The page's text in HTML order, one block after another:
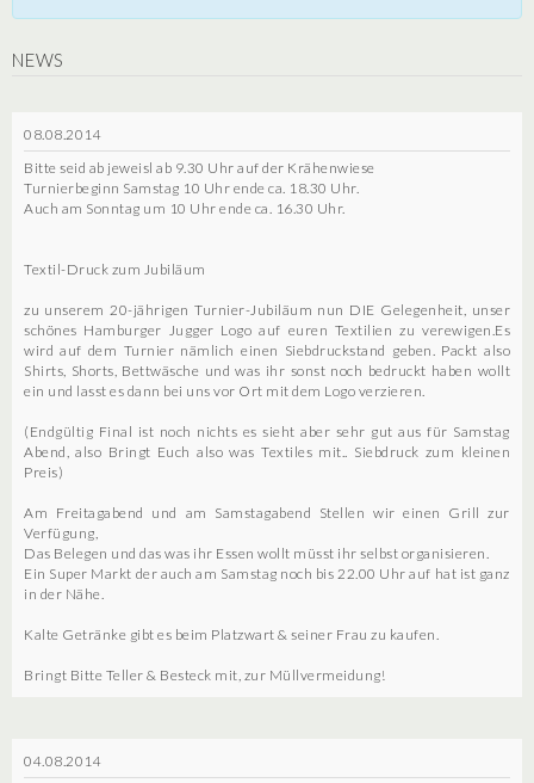
NEWS
08.08.2014
Bitte seid ab jeweisl ab 9.30 Uhr auf der Krähenwiese
Turnierbeginn Samstag 10 Uhr ende ca. 18.30 Uhr.
Auch am Sonntag um 10 Uhr ende ca. 16.30 Uhr.
Textil-Druck zum Jubiläum
zu unserem 20-jährigen Turnier-Jubiläum nun DIE Gelegenheit, unser
schönes Hamburger Jugger Logo auf euren Textilien zu verewigen.Es
wird auf dem Turnier nämlich einen Siebdruckstand geben. Packt also
Shirts, Shorts, Bettwäsche und was ihr sonst noch bedruckt haben wollt
ein und lasst es dann bei uns vor Ort mit dem Logo verzieren.
(Endgültig Final ist noch nichts es sieht aber sehr gut aus für Samstag
Abend, also Bringt Euch also was Textiles mit.. Siebdruck zum kleinen
Preis)
Am Freitagabend und am Samstagabend Stellen wir einen Grill zur
Verfügung,
Das Belegen und das was ihr Essen wollt müsst ihr selbst organisieren.
Ein Super Markt der auch am Samstag noch bis 22.00 Uhr auf hat ist ganz
in der Nähe.
Kalte Getränke gibt es beim Platzwart & seiner Frau zu kaufen.
Bringt Bitte Teller & Besteck mit, zur Müllvermeidung!
04.08.2014